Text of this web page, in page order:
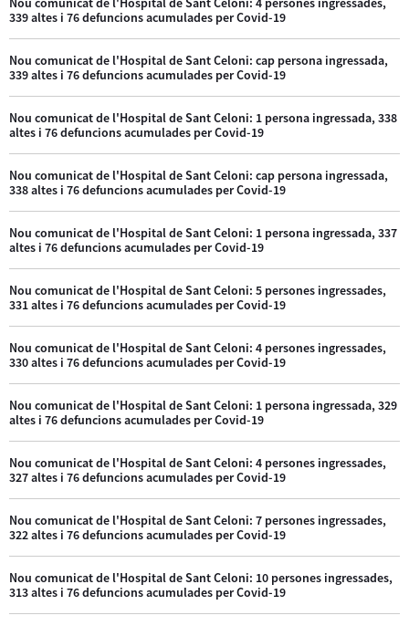
339 altes i 76 defuncions acumulades per Covid-19
Nou comunicat de l'Hospital de Sant Celoni: cap persona ingressada,
339 altes i 76 defuncions acumulades per Covid-19
Nou comunicat de l'Hospital de Sant Celoni: 1 persona ingressada, 338
altes i 76 defuncions acumulades per Covid-19
Nou comunicat de l'Hospital de Sant Celoni: cap persona ingressada,
338 altes i 76 defuncions acumulades per Covid-19
Nou comunicat de l'Hospital de Sant Celoni: 1 persona ingressada, 337
altes i 76 defuncions acumulades per Covid-19
Nou comunicat de l'Hospital de Sant Celoni: 5 persones ingressades,
331 altes i 76 defuncions acumulades per Covid-19
Nou comunicat de l'Hospital de Sant Celoni: 4 persones ingressades,
330 altes i 76 defuncions acumulades per Covid-19
Nou comunicat de l'Hospital de Sant Celoni: 1 persona ingressada, 329
altes i 76 defuncions acumulades per Covid-19
Nou comunicat de l'Hospital de Sant Celoni: 4 persones ingressades,
327 altes i 76 defuncions acumulades per Covid-19
Nou comunicat de l'Hospital de Sant Celoni: 7 persones ingressades,
322 altes i 76 defuncions acumulades per Covid-19
Nou comunicat de l'Hospital de Sant Celoni: 10 persones ingressades,
313 altes i 76 defuncions acumulades per Covid-19